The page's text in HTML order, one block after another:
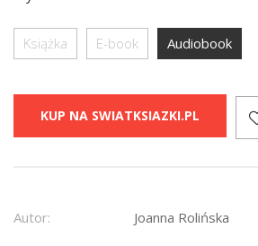
Książka E-book Audiobook
KUP NA SWIATKSIAZKI.PL
Autor: Joanna Rolińska